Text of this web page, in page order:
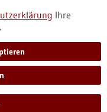
Ihre